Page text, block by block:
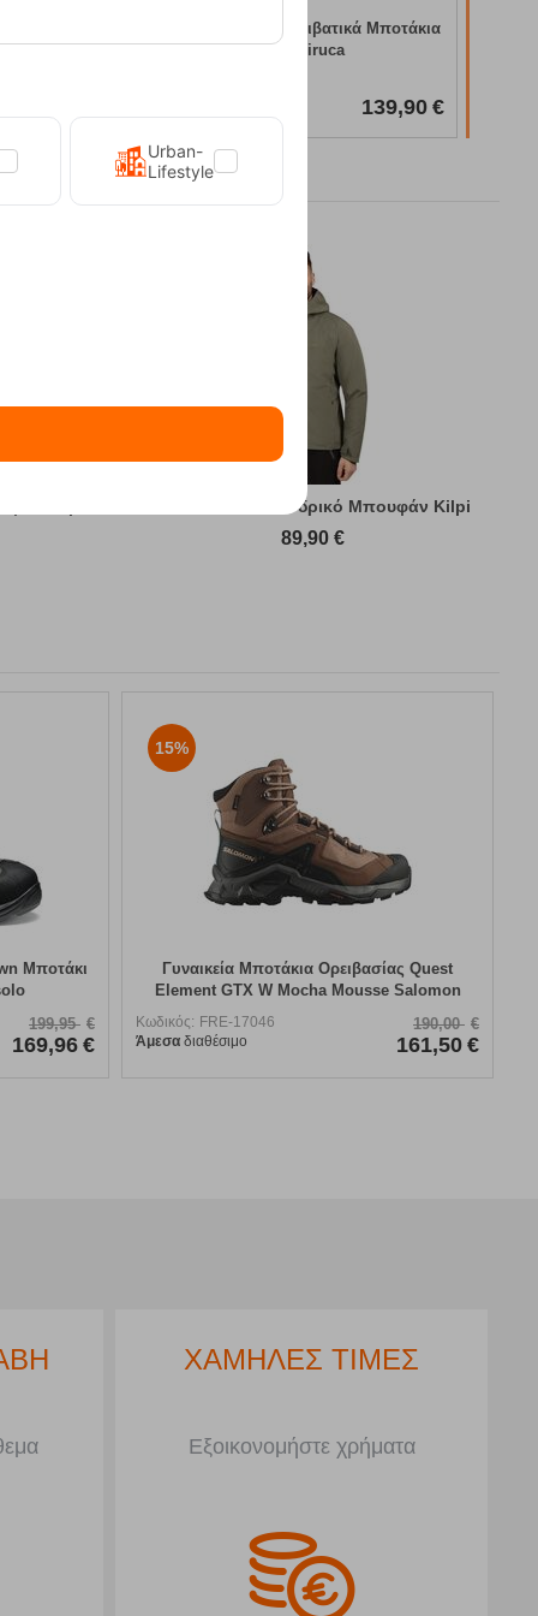
Sonna-M Green Ανδρικό Μπουφάν Kilpi
89,90 €
Μποτάκι
199,95 €
169,96 €
15%
Γυναικεία Μποτάκια Ορειβασίας Quest
Element GTX W Mocha Mousse Salomon
Κωδικός: FRE-17046
Άμεσα διαθέσιμο
190,00 €
161,50 €
ΑΜΕΣΗ ΠΑΡΑΛΑΒΗ
Στα προϊόντα με απόθεμα
Urban-
Lifestyle